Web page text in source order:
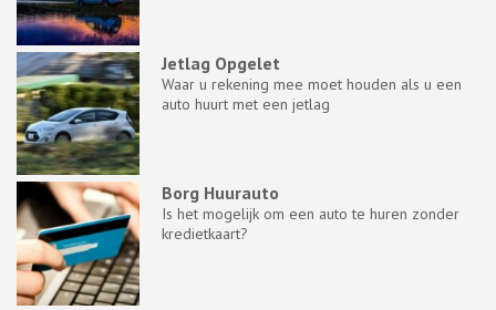
Jetlag Opgelet
Waar u rekening mee moet houden als u een
auto huurt met een jetlag
Borg Huurauto
Is het mogelijk om een auto te huren zonder
kredietkaart?